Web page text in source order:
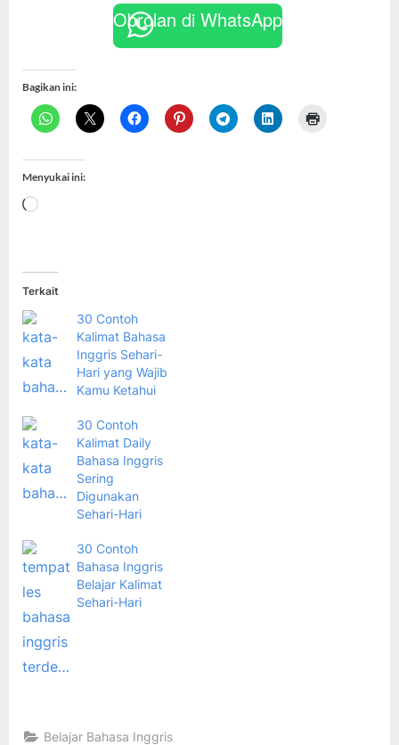
Obrolan di WhatsApp
Bagikan ini:
Menyukai ini:
Memuat...
Terkait
30 Contoh
Kalimat Bahasa
Inggris Sehari-
Hari yang Wajib
Kamu Ketahui
30 Contoh
Kalimat Daily
Bahasa Inggris
Sering
Digunakan
Sehari-Hari
30 Contoh
Bahasa Inggris
Belajar Kalimat
Sehari-Hari
Belajar Bahasa Inggris